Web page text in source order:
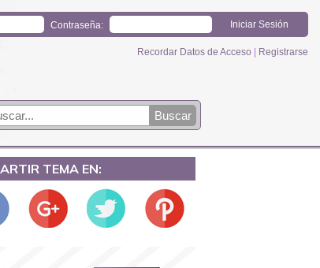
Contraseña:
Recordar Datos de Acceso Registrarse
TEMA EN: